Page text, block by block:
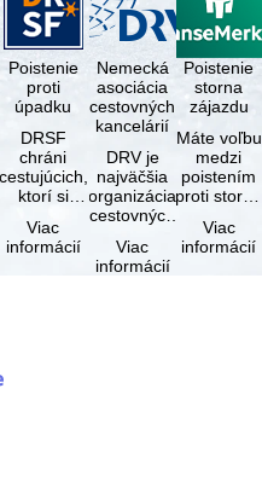
Poistenie
proti
úpadku
DRSF
chráni
cestujúcich,
ktorí si
zájazd
alebo
Viac
informácií
Nemecká
asociácia
cestovných
kancelárií
DRV je
najväčšia
organizácia
cestovných
organizátorov
zájazdov v …
Viac
informácií
Poistenie
storna
zájazdu
Máte voľbu
medzi
poistením
proti stornu
cestovným
Viac
informácií